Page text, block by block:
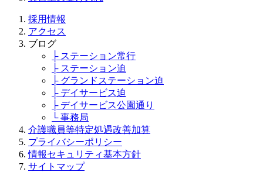
採用情報
アクセス
ブログ
├ ステーション常行
├ ステーション迫
├ グランドステーション迫
├ デイサービス迫
├ デイサービス公園通り
└ 事務局
介護職員等特定処遇改善加算
プライバシーポリシー
情報セキュリティ基本方針
サイトマップ